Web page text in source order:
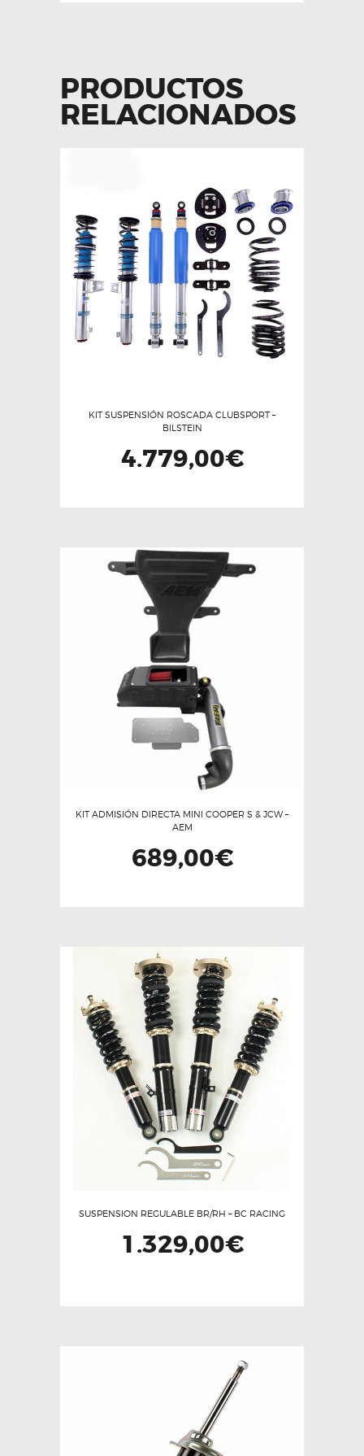
PRODUCTOS
RELACIONADOS
KIT SUSPENSIÓN ROSCADA CLUBSPORT –
BILSTEIN
4.779,00€
KIT ADMISIÓN DIRECTA MINI COOPER S & JCW –
AEM
689,00€
múltiples
variantes.
Las
opciones
pueden
elegir
en
la
página
de
SUSPENSION REGULABLE BR/RH – BC RACING
1.329,00€